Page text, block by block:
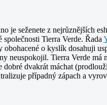
je seženete z nejrůznějších
Tierra Verde. Řada
o kyslík dosahuji
neuspokojil. Tierra Verde
dvakrát máchat
případný zápach a